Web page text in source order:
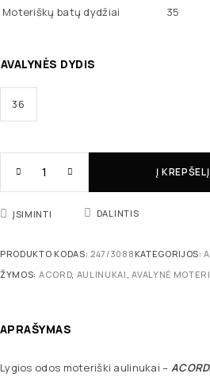
Moteriškų batų dydžiai
35
AVALYNĖS DYDIS
36
Į KREPŠELĮ
ĮSIMINTI DALINTIS
PRODUKTO KODAS: 247/3088 KATEGORIJOS:
ŽYMOS: ACORD, AULINUKAI ,AVALYNĖ
APRAŠYMAS
Lygios odos moteriški aulinukai – ACORD.